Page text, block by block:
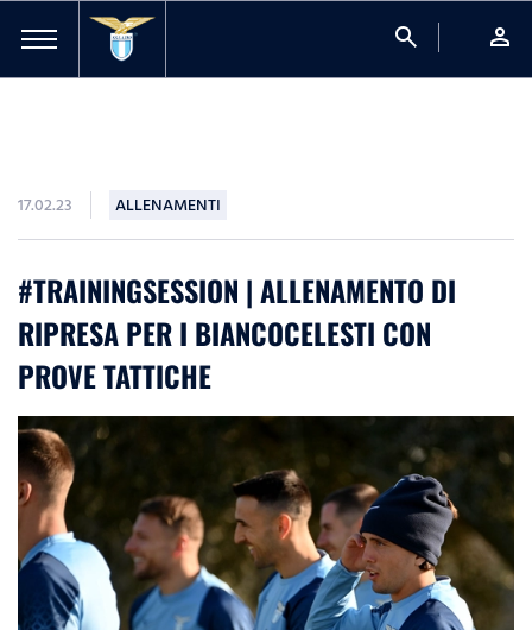
search person
17.02.23 ALLENAMENTI
#TRAININGSESSION | ALLENAMENTO DI
RIPRESA PER I BIANCOCELESTI CON
PROVE TATTICHE